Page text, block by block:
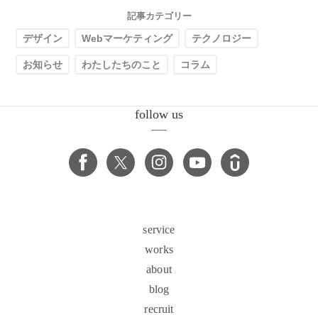
記事カテゴリー
デザイン Webマーケティング テクノロジー
お知らせ わたしたちのこと コラム
follow us
service
works
about
blog
recruit